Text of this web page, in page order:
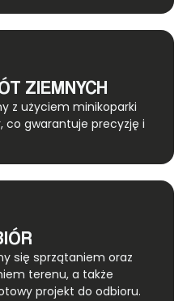
ZIEMNYCH
z użyciem minikoparki
co gwarantuje precyzję i
się sprzątaniem oraz
terenu, a także
projekt do odbioru.